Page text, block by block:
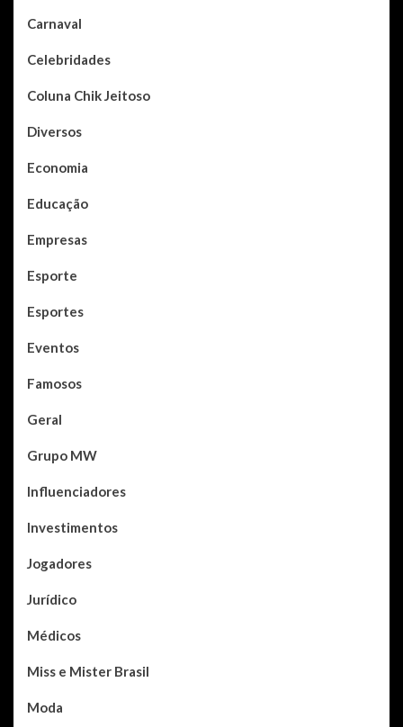
Carnaval
Celebridades
Coluna Chik Jeitoso
Diversos
Economia
Educação
Empresas
Esporte
Esportes
Eventos
Famosos
Geral
Grupo MW
Influenciadores
Investimentos
Jogadores
Jurídico
Médicos
Miss e Mister Brasil
Moda